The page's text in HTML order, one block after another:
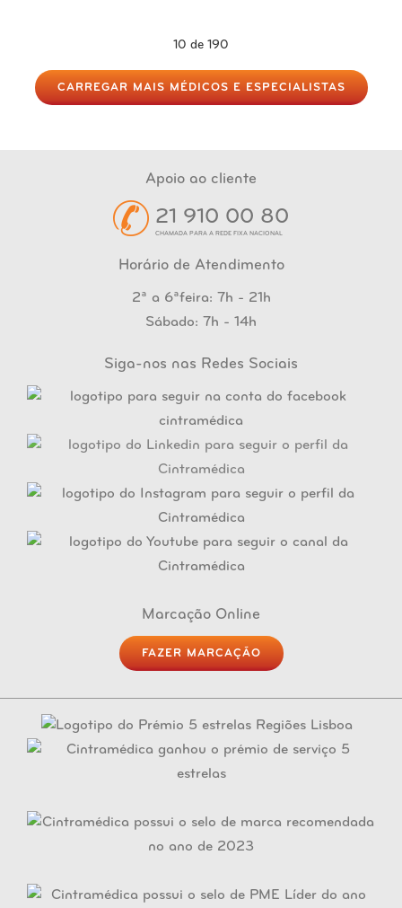
10 de 190
CARREGAR MAIS MÉDICOS E ESPECIALISTAS
Apoio ao cliente
21 910 00 80
CHAMADA PARA A REDE FIXA NACIONAL
Horário de Atendimento
2ª a 6ªfeira: 7h - 21h
Sábado: 7h - 14h
Siga-nos nas Redes Sociais
Marcação Online
FAZER MARCAÇÃO